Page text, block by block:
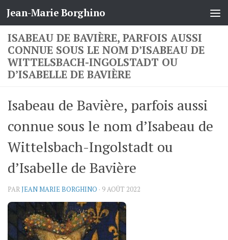
Skip to content
Jean-Marie Borghino
ISABEAU DE BAVIÈRE, PARFOIS AUSSI
CONNUE SOUS LE NOM D’ISABEAU DE
WITTELSBACH-INGOLSTADT OU
D’ISABELLE DE BAVIÈRE
Isabeau de Bavière, parfois aussi
connue sous le nom d’Isabeau de
Wittelsbach-Ingolstadt ou
d’Isabelle de Bavière
PARJEAN MARIE BORGHINO · 9 AOÛT 2022